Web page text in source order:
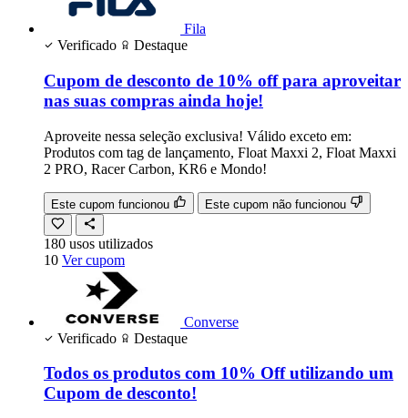
Fila
Verificado
Destaque
Cupom de desconto de 10% off para aproveitar
nas suas compras ainda hoje!
Aproveite nessa seleção exclusiva! Válido exceto em:
Produtos com tag de lançamento, Float Maxxi 2, Float Maxxi
2 PRO, Racer Carbon, KR6 e Mondo!
Este cupom funcionou Este cupom não funcionou
180 usos utilizados
10 Ver cupom
Converse
Verificado
Destaque
Todos os produtos com 10% Off utilizando um
Cupom de desconto!